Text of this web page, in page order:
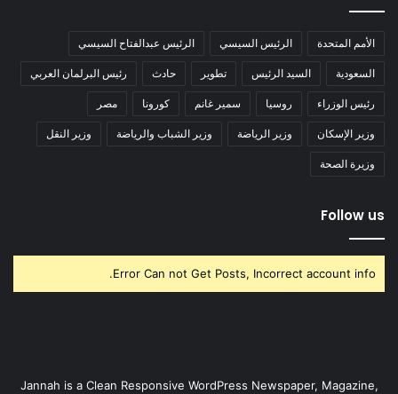
الأمم المتحدة الرئيس السيسي الرئيس عبدالفتاح السيسي
السعودية السيد الرئيس تطوير حادث رئيس البرلمان العربي
رئيس الوزراء روسيا سمير غانم كورونا مصر
وزير الإسكان وزير الرياضة وزير الشباب والرياضة وزير النقل
وزيرة الصحة
Follow us
Error Can not Get Posts, Incorrect account info.
Jannah is a Clean Responsive WordPress Newspaper, Magazine,